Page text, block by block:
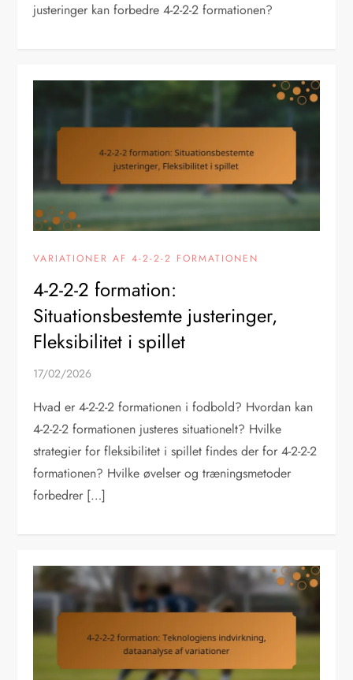
justeringer kan forbedre 4-2-2-2 formationen?
VARIATIONER AF 4-2-2-2 FORMATIONEN
4-2-2-2 formation:
Situationsbestemte justeringer,
Fleksibilitet i spillet
17/02/2026
Hvad er 4-2-2-2 formationen i fodbold? Hvordan kan
4-2-2-2 formationen justeres situationelt? Hvilke
strategier for fleksibilitet i spillet findes der for 4-2-2-2
formationen? Hvilke øvelser og træningsmetoder
forbedrer […]